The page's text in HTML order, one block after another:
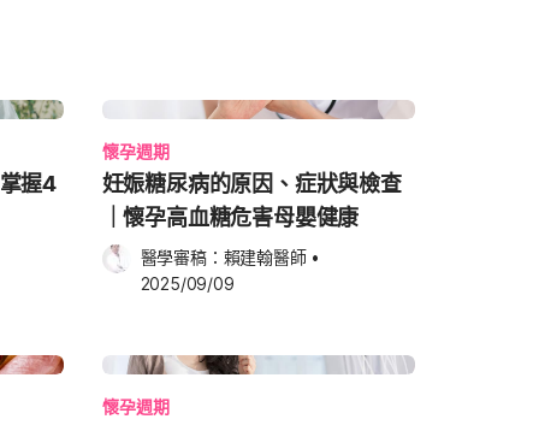
握4
懷孕週期
妊娠糖尿病的原因、症狀與檢查
｜懷孕高血糖危害母嬰健康
醫學審稿： 賴建翰醫師 •
2025/09/09
懷孕週期